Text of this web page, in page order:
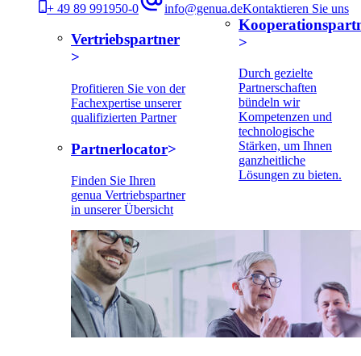
+ 49 89 991950-0 info@genua.deKontaktieren Sie uns
Vertriebspartner
Profitieren Sie von der
Fachexpertise unserer
qualifizierten Partner
Partnerlocator
Finden Sie Ihren
genua Vertriebspartner
in unserer Übersicht
Durch gezielte
Partnerschaften
bündeln wir
Kompetenzen und
technologische
Stärken, um Ihnen
ganzheitliche
Lösungen zu bieten.